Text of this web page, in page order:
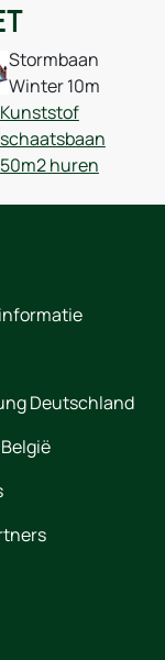
Stormbaan
Winter 10m
Kunststof
schaatsbaan
50m2 huren
Deutschland